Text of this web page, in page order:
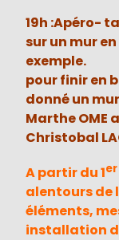
19h :Apéro-
sur un mur
pour finir en
donné un
Marthe OME
Christobal
A partir du 1er
alentours de
éléments,
installation